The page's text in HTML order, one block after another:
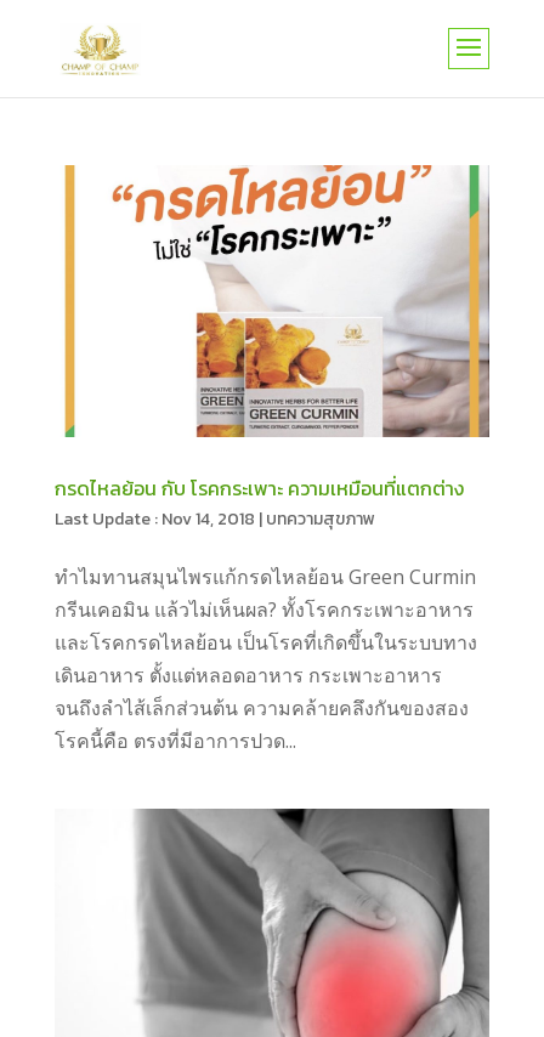
กรดไหลย้อน กับ โรคกระเพาะ ความเหมือนที่แตกต่าง
Nov 14, 2018 |บทความสุขภาพ
ทำไมทานสมุนไพรแก้กรดไหลย้อน Green Curmin
กรีนเคอมิน แล้วไม่เห็นผล? ทั้งโรคกระเพาะอาหาร
และโรคกรดไหลย้อน เป็นโรคที่เกิดขึ้นในระบบทาง
เดินอาหาร ตั้งแต่หลอดอาหาร กระเพาะอาหาร
จนถึงลำไส้เล็กส่วนต้น ความคล้ายคลึงกันของสอง
โรคนี้คือ ตรงที่มีอาการปวด...